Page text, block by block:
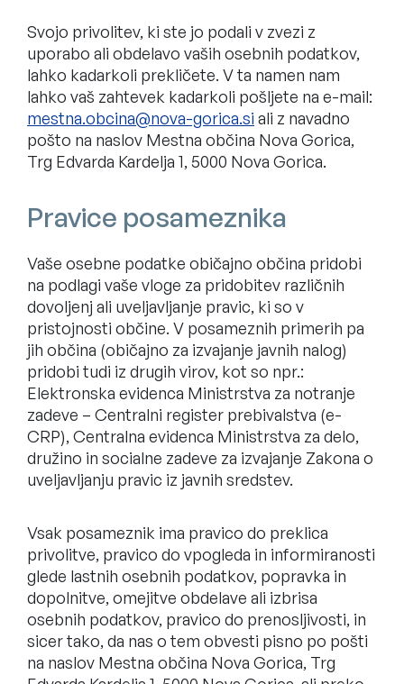
Svojo privolitev, ki ste jo podali v zvezi z
uporabo ali obdelavo vaših osebnih podatkov,
lahko kadarkoli prekličete. V ta namen nam
lahko vaš zahtevek kadarkoli pošljete na e-mail:
ali z navadno
pošto na naslov Mestna občina Nova Gorica,
Trg Edvarda Kardelja 1, 5000 Nova Gorica.
Pravice posameznika
Vaše osebne podatke običajno občina pridobi
na podlagi vaše vloge za pridobitev različnih
dovoljenj ali uveljavljanje pravic, ki so v
pristojnosti občine. V posameznih primerih pa
jih občina (običajno za izvajanje javnih nalog)
pridobi tudi iz drugih virov, kot so npr.:
Elektronska evidenca Ministrstva za notranje
zadeve – Centralni register prebivalstva (e-
CRP), Centralna evidenca Ministrstva za delo,
družino in socialne zadeve za izvajanje Zakona o
uveljavljanju pravic iz javnih sredstev.
Vsak posameznik ima pravico do preklica
privolitve, pravico do vpogleda in informiranosti
glede lastnih osebnih podatkov, popravka in
dopolnitve, omejitve obdelave ali izbrisa
osebnih podatkov, pravico do prenosljivosti, in
sicer tako, da nas o tem obvesti pisno po pošti
na naslov Mestna občina Nova Gorica, Trg